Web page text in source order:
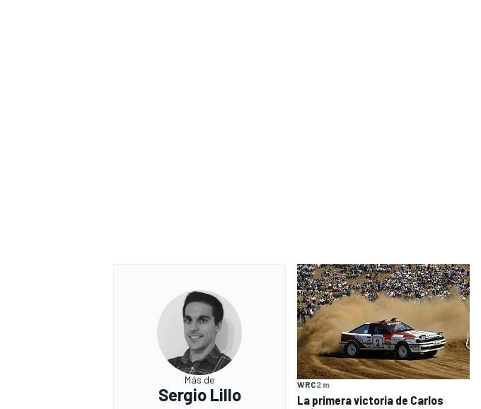
Más de
Sergio Lillo
WRC2 m
La primera victoria de Carlos